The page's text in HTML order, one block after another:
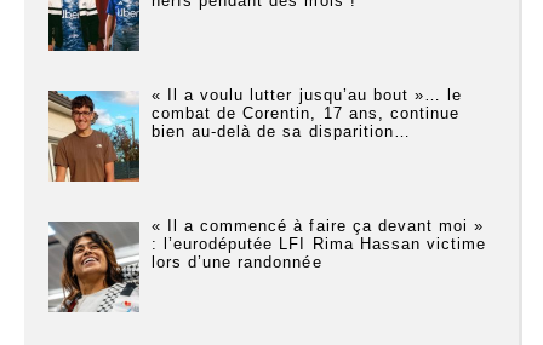
« Il a voulu lutter jusqu’au bout »… le
combat de Corentin, 17 ans, continue
bien au-delà de sa disparition…
« Il a commencé à faire ça devant moi »
: l’eurodéputée LFI Rima Hassan victime
lors d’une randonnée